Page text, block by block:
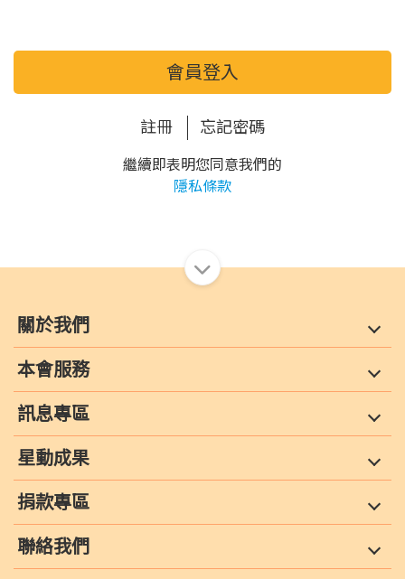
會員登入
註冊 忘記密碼
繼續即表明您同意我們的
隱私條款
關於我們
本會服務
訊息專區
星動成果
捐款專區
聯絡我們